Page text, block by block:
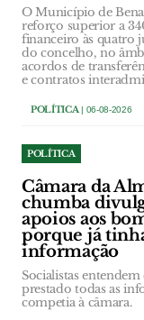
O Município de
reforço superior a
financeiro às quatro
do concelho, no
acordos de
e contratos
POLÍTICA| 06-08-2026
POLÍTICA
Câmara da
chumba
apoios aos
porque já
informação
Socialistas
prestado todas as
competia à câmara.